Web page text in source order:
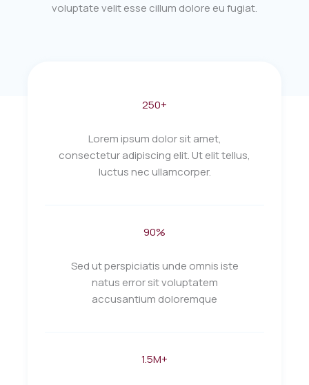
voluptate velit esse cillum dolore eu fugiat.
250+
Lorem ipsum dolor sit amet,
consectetur adipiscing elit. Ut elit tellus,
luctus nec ullamcorper.
90%
Sed ut perspiciatis unde omnis iste
natus error sit voluptatem
accusantium doloremque
1.5M+